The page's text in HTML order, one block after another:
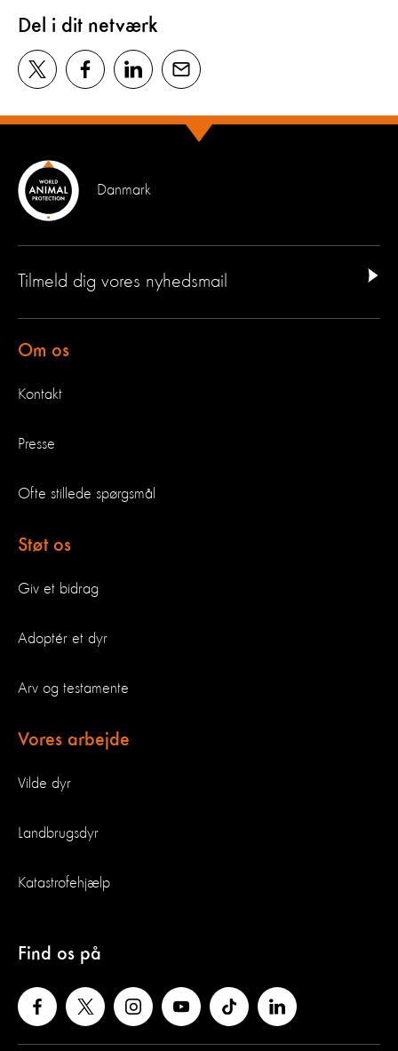
Del i dit netværk
Danmark
Tilmeld dig vores nyhedsmail
Om os
Kontakt
Presse
Ofte stillede spørgsmål
Støt os
Giv et bidrag
Adoptér et dyr
Arv og testamente
Vores arbejde
Vilde dyr
Landbrugsdyr
Katastrofehjælp
Find os på